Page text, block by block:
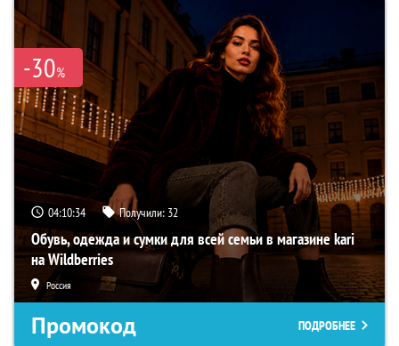
-30%
04:10:33 Получили: 32
Обувь, одежда и сумки для всей семьи в магазине kari
на Wildberries
Россия
Промокод ПОДРОБНЕЕ